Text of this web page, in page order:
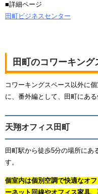
■詳細ページ
田町ビジネスセンター
田町のコワーキン
コワーキングスペース以外に
に、番外編として、田町にあ
天翔オフィス田町
田町駅から徒歩5分の場所にあ
す。
個室内は個別空調で快適なオ
ーネット回線やオフィス家具